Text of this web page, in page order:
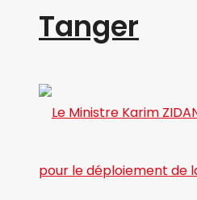
Tanger